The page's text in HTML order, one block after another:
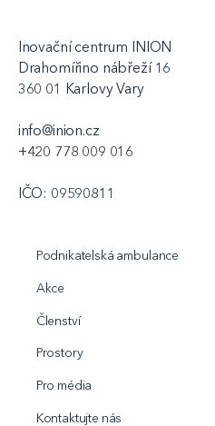
Inovační centrum INION
Drahomířino nábřeží 16
360 01 Karlovy Vary
info@inion.cz
+420 778 009 016
IČO: 09590811
Podnikatelská ambulance
Akce
Členství
Prostory
Pro média
Kontaktujte nás